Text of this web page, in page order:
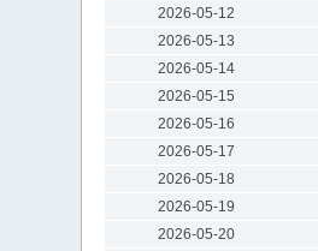
2026-05-12
2026-05-13
2026-05-14
2026-05-15
2026-05-16
2026-05-17
2026-05-18
2026-05-19
2026-05-20